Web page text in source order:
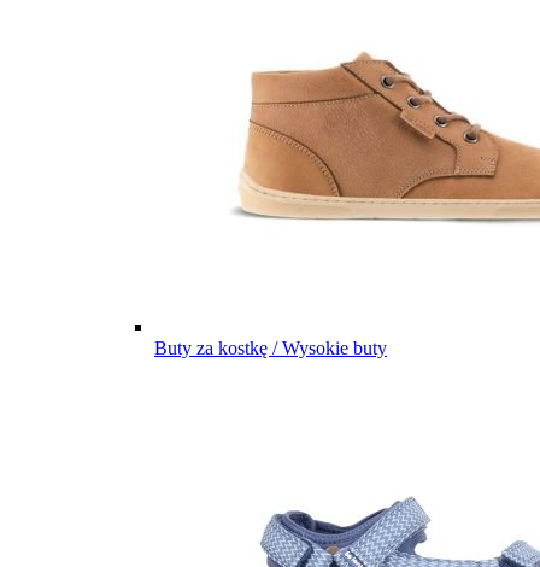
Buty za kostkę / Wysokie buty